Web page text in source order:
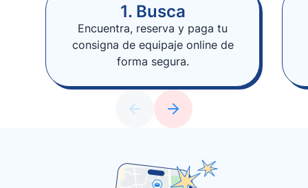
1. Busca
Encuentra, reserva y paga tu
consigna de equipaje online de
forma segura.